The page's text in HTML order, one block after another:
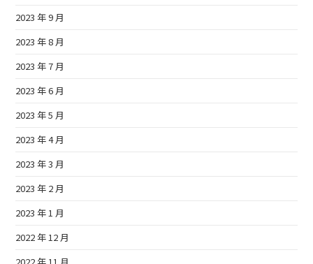
2023 年 9 月
2023 年 8 月
2023 年 7 月
2023 年 6 月
2023 年 5 月
2023 年 4 月
2023 年 3 月
2023 年 2 月
2023 年 1 月
2022 年 12 月